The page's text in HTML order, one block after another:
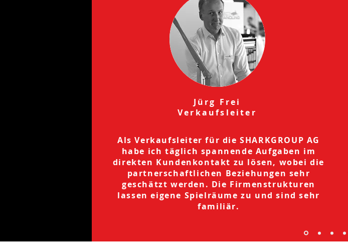
Jürg Frei
Verkaufsleiter
Als Verkaufsleiter für dieSHARKGROUP AG
habe ich täglich spannende Aufgaben im
direkten Kundenkontakt zu lösen, wobei die
partnerschaftlichen Beziehungen sehr
geschätzt werden. Die Firmenstrukturen
lassen eigene Spielräume zu und sind sehr
familiär.